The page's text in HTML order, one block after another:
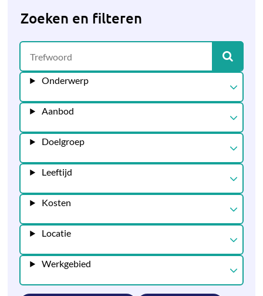
Zoeken en filteren
Onderwerp
Aanbod
Doelgroep
Leeftijd
Kosten
Locatie
Werkgebied